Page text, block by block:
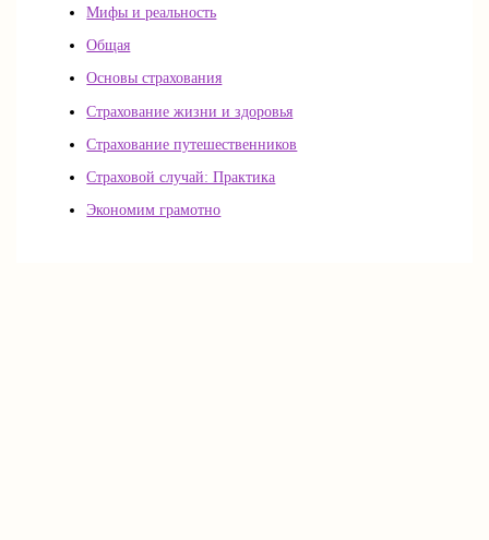
Мифы и реальность
Общая
Основы страхования
Страхование жизни и здоровья
Страхование путешественников
Страховой случай: Практика
Экономим грамотно